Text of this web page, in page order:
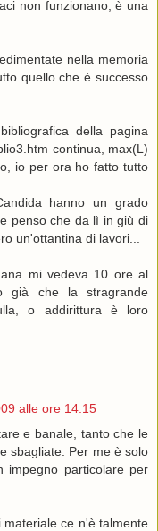
non funzionano, è una
nella memoria
quello che è successo
della pagina
continua, max(L)
io per ora ho fatto tutto
hanno un grado
penso che da lì in giù di
un'ottantina di lavori...
mi vedeva 10 ore al
già che la stragrande
o addirittura è loro
alle ore 14:15
e banale, tanto che le
sbagliate. Per me è solo
impegno particolare per
ce n'è talmente